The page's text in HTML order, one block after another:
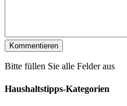
Bitte füllen Sie alle Felder aus
Haushaltstipps-Kategorien